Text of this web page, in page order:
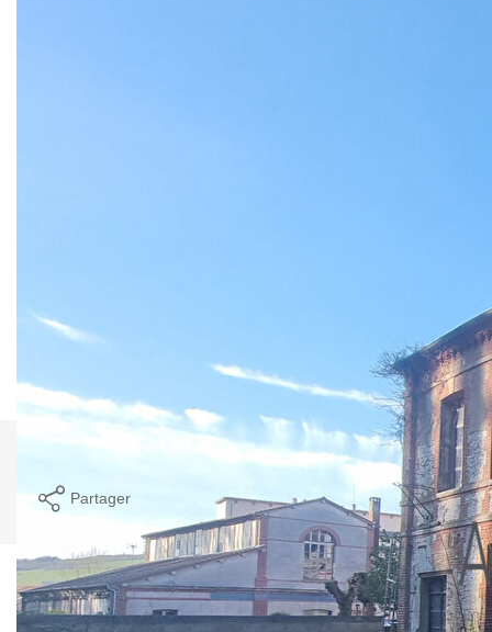
Honoraires à la charge du vendeur
Nous contacter
Imprimer
Partager
Caractéristiques détaillées